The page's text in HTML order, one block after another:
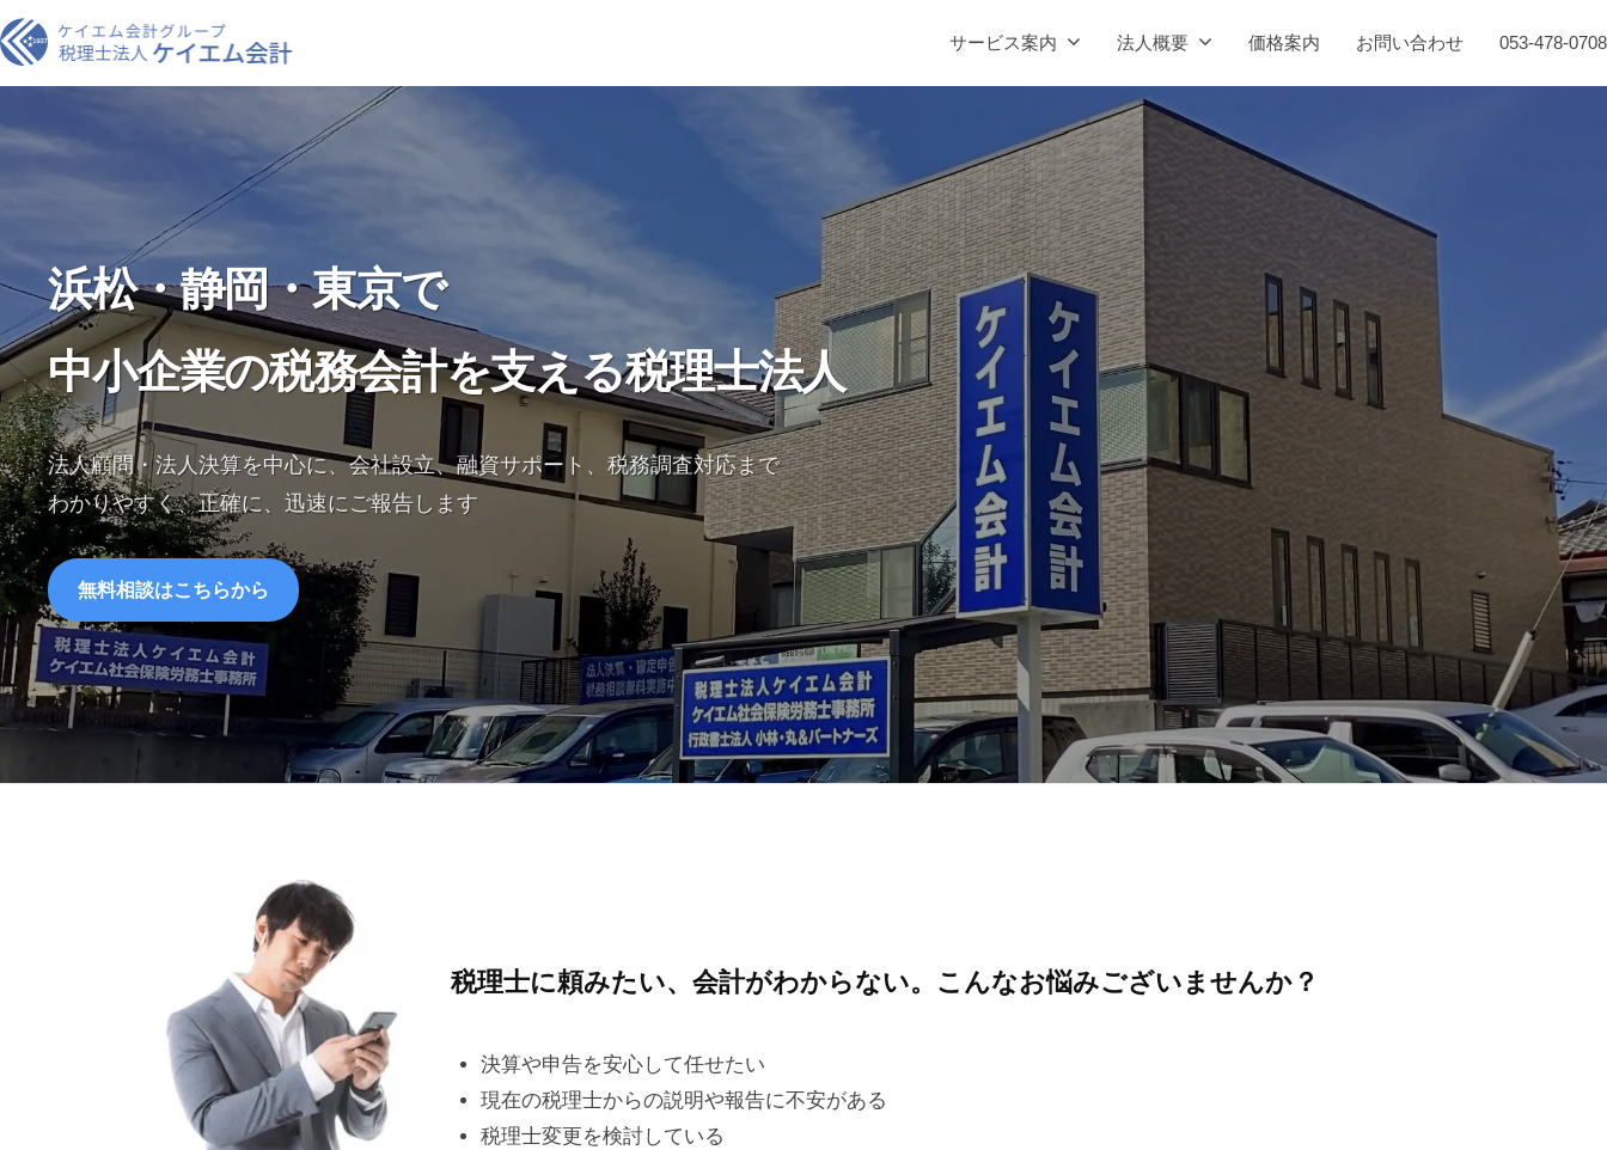
サービス案内 法人概要 価格案内 お問い合わせ 053-478-0708
浜松・静岡・東京で
中小企業の税務会計を支える税理士法人
法人顧問・法人決算を中心に、会社設立、融資サポート、税務調査対応まで
わかりやすく、正確に、迅速にご報告します
無料相談はこちらから
税理士に頼みたい、会計がわからない。こんなお悩みございませんか？
決算や申告を安心して任せたい
現在の税理士からの説明や報告に不安がある
税理士変更を検討している